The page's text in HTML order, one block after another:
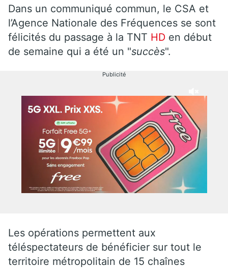
Dans un communiqué commun, le CSA et
l’Agence Nationale des Fréquences se sont
félicités du passage à la TNT HD en début
de semaine qui a été un "succès".
Publicité
Les opérations permettent aux
téléspectateurs de bénéficier sur tout le
territoire métropolitain de 15 chaînes